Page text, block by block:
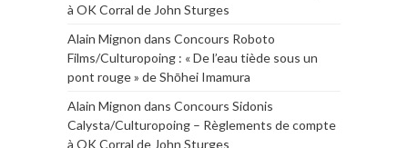
à OK Corral de John Sturges
Alain Mignon dans Concours Roboto
Films/Culturopoing : « De l’eau tiède sous un
pont rouge » de Shōhei Imamura
Alain Mignon dans Concours Sidonis
Calysta/Culturopoing – Règlements de compte
à OK Corral de John Sturges